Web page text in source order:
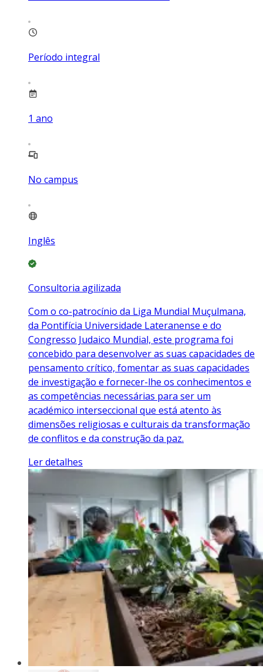
Período integral
1 ano
No campus
Inglês
Consultoria agilizada
Com o co-patrocínio da Liga Mundial Muçulmana,
da Pontifícia Universidade Lateranense e do
Congresso Judaico Mundial, este programa foi
concebido para desenvolver as suas capacidades de
pensamento crítico, fomentar as suas capacidades
de investigação e fornecer-lhe os conhecimentos e
as competências necessárias para ser um
académico interseccional que está atento às
dimensões religiosas e culturais da transformação
de conflitos e da construção da paz.
Ler detalhes